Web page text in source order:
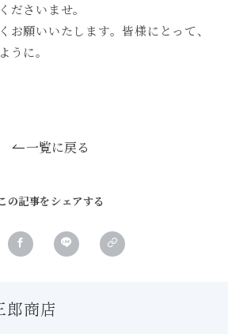
ださいませ。
お願いいたします。皆様にとって、
うに。
一覧に戻る
の記事をシェアする
郎商店